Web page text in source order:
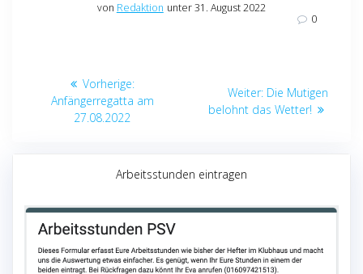
von Redaktion unter 31. August 2022
0
Beitragsnavigation
Vorherige:Vorheriger
Beitrag:
Anfängerregatta am
27.08.2022
Weiter: Nächster
Beitrag:
Die Mutigen
belohnt das Wetter!
Arbeitsstunden eintragen